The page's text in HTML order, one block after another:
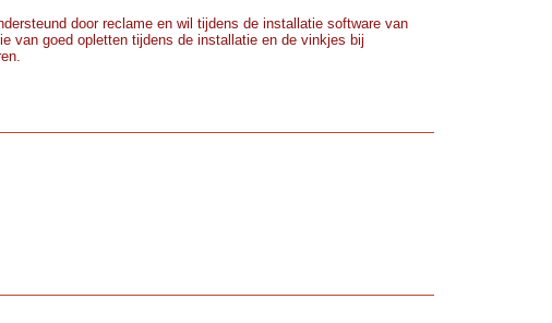
door reclame en wil tijdens de installatie software van
van goed opletten tijdens de installatie en de vinkjes bij